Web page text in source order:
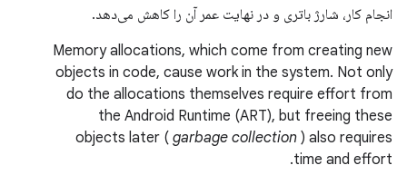
انجام کار، شارژ باتری و در نهایت عمر آن را کاهش می‌دهد.
Memory allocations, which come from creating new
objects in code, cause work in the system. Not only
do the allocations themselves require effort from
the Android Runtime (ART), but freeing these
objects later ( garbage collection ) also requires
time and effort.